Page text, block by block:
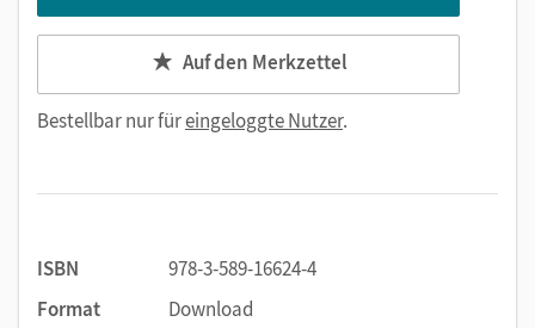
Auf den Merkzettel
Bestellbar nur füreingeloggte Nutzer.
ISBN
978-3-589-16624-4
Format
Download